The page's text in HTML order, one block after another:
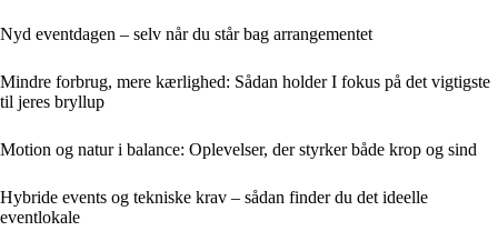
Nyd eventdagen – selv når du står bag arrangementet
Mindre forbrug, mere kærlighed: Sådan holder I fokus på det vigtigste
til jeres bryllup
Motion og natur i balance: Oplevelser, der styrker både krop og sind
Hybride events og tekniske krav – sådan finder du det ideelle
eventlokale